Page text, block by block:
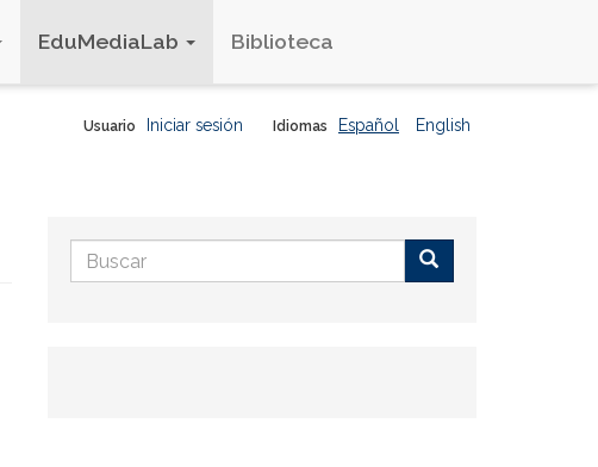
EduMediaLab Biblioteca
Idiomas Español English
Usuario Iniciar sesión
Formulario
de